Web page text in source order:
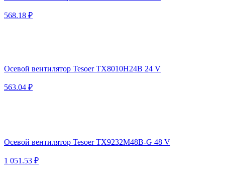
568.18 ₽
Осевой вентилятор Tesoer TX8010H24B 24 V
563.04 ₽
Осевой вентилятор Tesoer TX9232M48B-G 48 V
1 051.53 ₽